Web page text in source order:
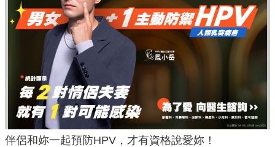
伴侶和妳一起預防HPV，才有資格說愛妳！